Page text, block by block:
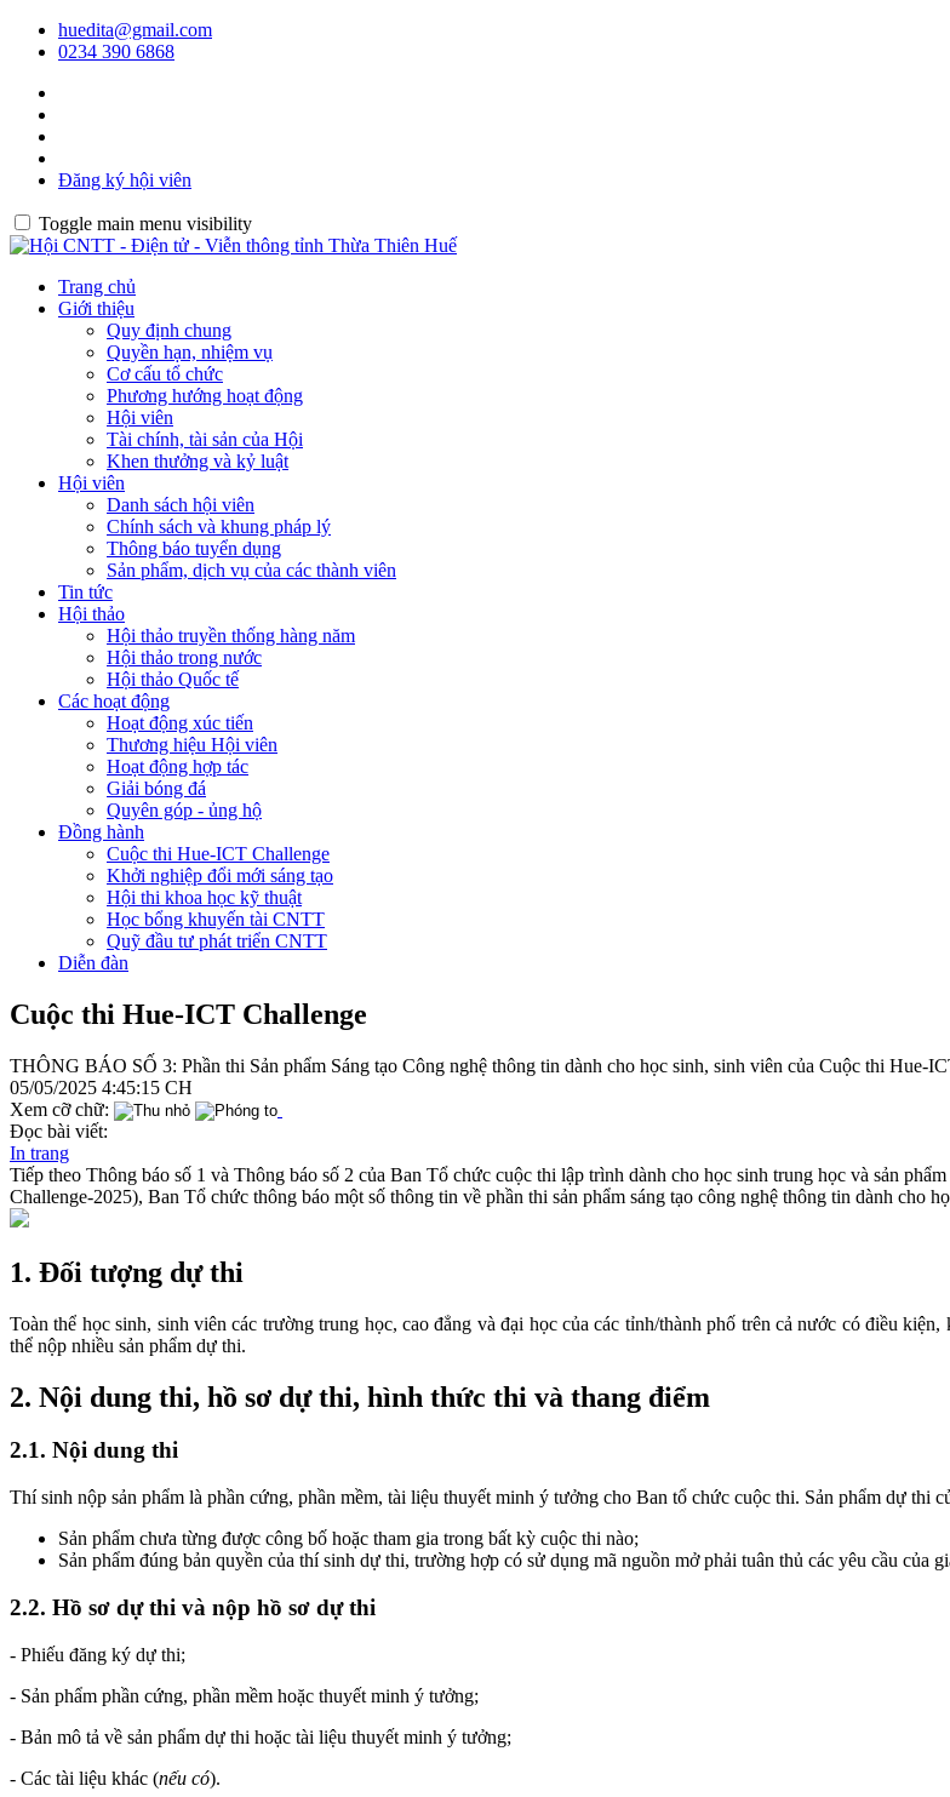
huedita@gmail.com
0234 390 6868
Đăng ký hội viên
Toggle main menu visibility
Trang chủ
Giới thiệu
Quy định chung
Quyền hạn, nhiệm vụ
Cơ cấu tổ chức
Phương hướng hoạt động
Hội viên
Tài chính, tài sản của Hội
Khen thưởng và kỷ luật
Hội viên
Danh sách hội viên
Chính sách và khung pháp lý
Thông báo tuyển dụng
Sản phẩm, dịch vụ của các thành viên
Tin tức
Hội thảo
Hội thảo truyền thống hàng năm
Hội thảo trong nước
Hội thảo Quốc tế
Các hoạt động
Hoạt động xúc tiến
Thương hiệu Hội viên
Hoạt động hợp tác
Giải bóng đá
Quyên góp - ủng hộ
Đồng hành
Cuộc thi Hue-ICT Challenge
Khởi nghiệp đổi mới sáng tạo
Hội thi khoa học kỹ thuật
Học bổng khuyến tài CNTT
Quỹ đầu tư phát triển CNTT
Diễn đàn
Cuộc thi Hue-ICT Challenge
THÔNG BÁO SỐ 3: Phần thi Sản phẩm Sáng tạo Công nghệ thông tin dành cho học sinh, sinh viên của Cuộc thi Hue-
05/05/2025 4:45:15 CH
Xem cỡ chữ:
Đọc bài viết:
In trang
Tiếp theo Thông báo số 1 và Thông báo số 2 của Ban Tổ chức cuộc thi lập trình dành cho học sinh trung học và sản
Challenge-2025), Ban Tổ chức thông báo một số thông tin về phần thi sản phẩm sáng tạo công nghệ thông tin dành cho
1. Đối tượng dự thi
Toàn thể học sinh, sinh viên các trường trung học, cao đẳng và đại học của các tỉnh/thành phố trên cả nước có điều
thể nộp nhiều sản phẩm dự thi.
2. Nội dung thi, hồ sơ dự thi, hình thức thi và thang điểm
2.1. Nội dung thi
Thí sinh nộp sản phẩm là phần cứng, phần mềm, tài liệu thuyết minh ý tưởng cho Ban tổ chức cuộc thi. Sản phẩm dự thi
Sản phẩm chưa từng được công bố hoặc tham gia trong bất kỳ cuộc thi nào;
Sản phẩm đúng bản quyền của thí sinh dự thi, trường hợp có sử dụng mã nguồn mở phải tuân thủ các yêu cầu của
2.2. Hồ sơ dự thi và nộp hồ sơ dự thi
- Phiếu đăng ký dự thi;
- Sản phẩm phần cứng, phần mềm hoặc thuyết minh ý tưởng;
- Bản mô tả về sản phẩm dự thi hoặc tài liệu thuyết minh ý tưởng;
- Các tài liệu khác (nếu có).